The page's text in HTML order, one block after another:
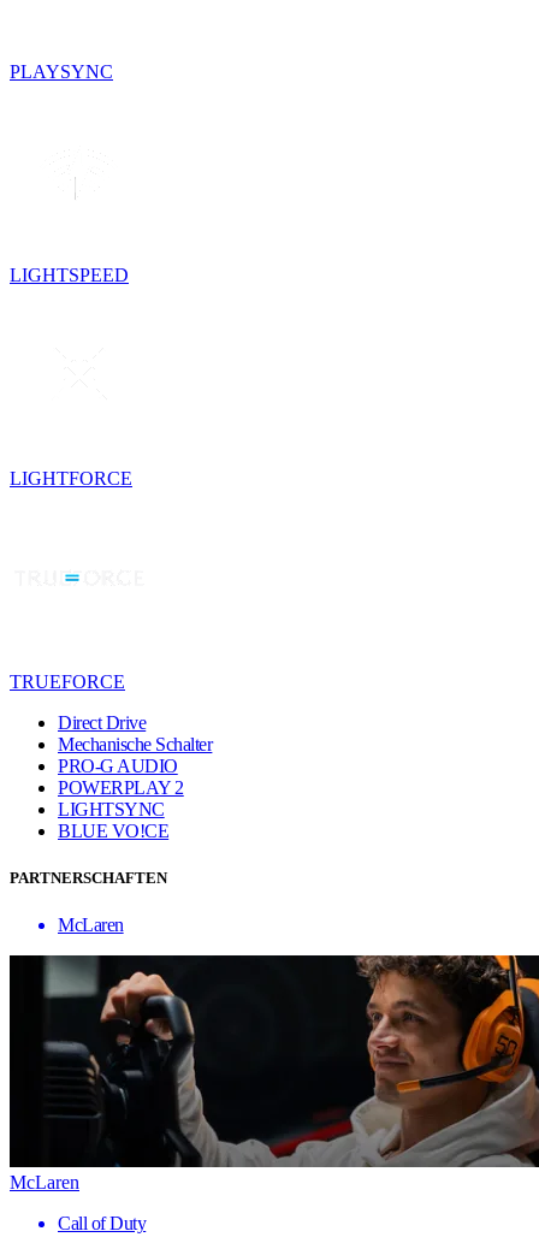
PLAYSYNC
LIGHTSPEED
LIGHTFORCE
TRUEFORCE
Direct Drive
Mechanische Schalter
PRO-G AUDIO
POWERPLAY 2
LIGHTSYNC
BLUE VO!CE
PARTNERSCHAFTEN
McLaren
McLaren
Call of Duty